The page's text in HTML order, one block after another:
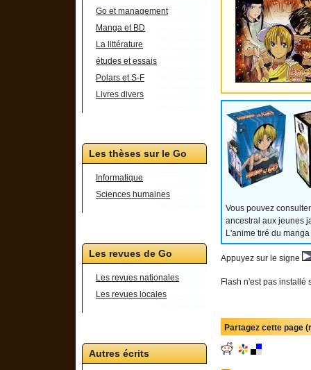
Go et management
Manga et BD
La littérature
études et essais
Polars et S-F
Livres divers
Les thèses sur le Go
Informatique
Sciences humaines
Les revues de Go
Les revues nationales
Les revues locales
Autres écrits
Vous pouvez
ancestral aux jeunes
L'anime tiré du
Appuyez sur le signe
Flash n'est pas installé
Partagez cette page